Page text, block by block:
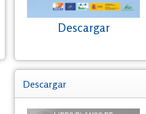
Descargar
Descargar